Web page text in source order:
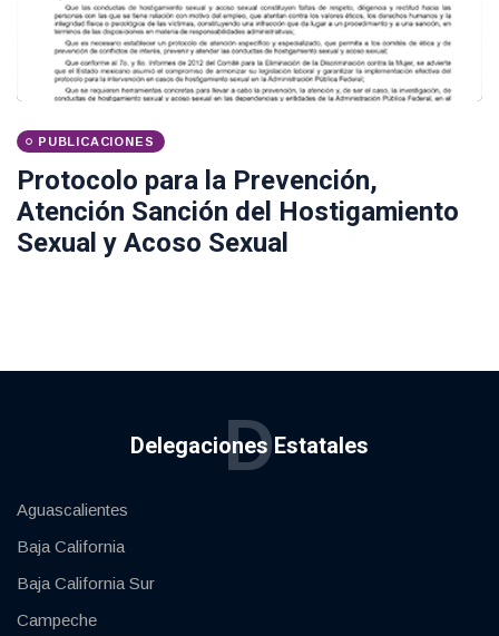
PUBLICACIONES
Protocolo para la Prevención,
Atención Sanción del Hostigamiento
Sexual y Acoso Sexual
Delegaciones Estatales
D
Aguascalientes
Baja California
Baja California Sur
Campeche